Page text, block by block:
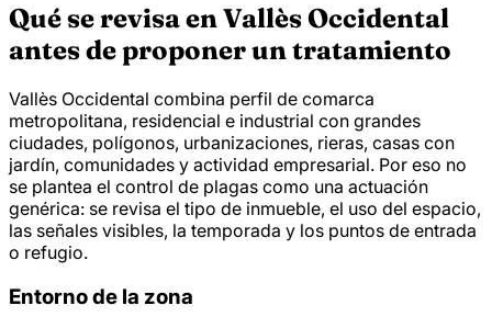
Qué se revisa en Vallès Occidental
antes de proponer un tratamiento
Vallès Occidental combina perfil de comarca
metropolitana, residencial e industrial con grandes
ciudades, polígonos, urbanizaciones, rieras, casas con
jardín, comunidades y actividad empresarial. Por eso no
se plantea el control de plagas como una actuación
genérica: se revisa el tipo de inmueble, el uso del espacio,
las señales visibles, la temporada y los puntos de entrada
o refugio.
Entorno de la zona